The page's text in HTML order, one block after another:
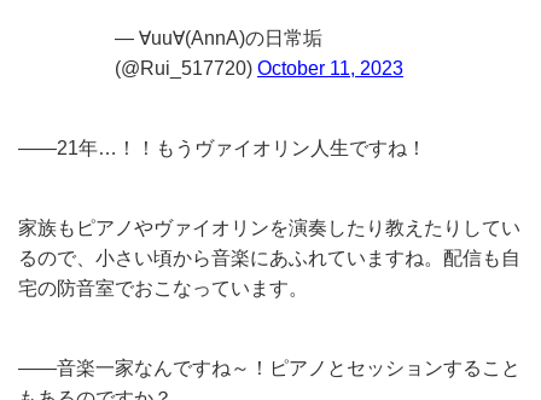
— ∀uu∀(AnnA)の日常垢
(@Rui_517720) October 11, 2023
——21年…！！もうヴァイオリン人生ですね！
家族もピアノやヴァイオリンを演奏したり教えたりしてい
るので、小さい頃から音楽にあふれていますね。配信も自
宅の防音室でおこなっています。
——音楽一家なんですね～！ピアノとセッションすること